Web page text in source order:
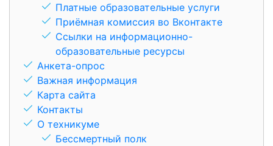
Платные образовательные услуги
Приёмная комиссия во Вконтакте
Ссылки на информационно-
образовательные ресурсы
Анкета-опрос
Важная информация
Карта сайта
Контакты
О техникуме
Бессмертный полк